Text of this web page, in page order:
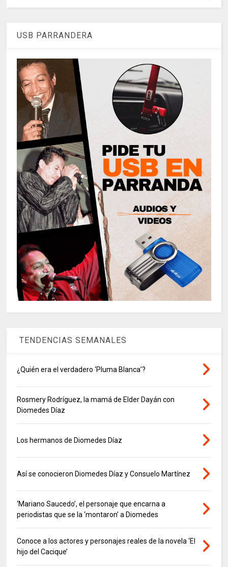
USB PARRANDERA
TENDENCIAS SEMANALES
¿Quién era el verdadero ‘Pluma Blanca’?
Rosmery Rodríguez, la mamá de Elder Dayán con
Diomedes Díaz
Los hermanos de Diomedes Díaz
Así se conocieron Diomedes Díaz y Consuelo Martínez
‘Mariano Saucedo’, el personaje que encarna a
periodistas que se la ‘montaron’ a Diomedes
Conoce a los actores y personajes reales de la novela ‘El
hijo del Cacique’